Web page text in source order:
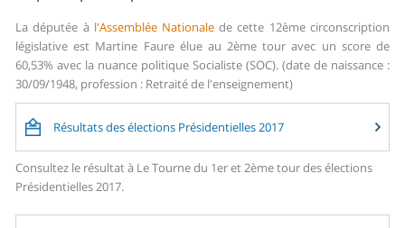
La députée à l'Assemblée Nationale de cette 12ème circonscription
législative est Martine Faure élue au 2ème tour avec un score de
60,53% avec la nuance politique Socialiste (SOC). (date de naissance :
30/09/1948, profession : Retraité de l'enseignement)
Résultats des élections Présidentielles 2017
Consultez le résultat à Le Tourne du 1er et 2ème tour des élections
Présidentielles 2017.